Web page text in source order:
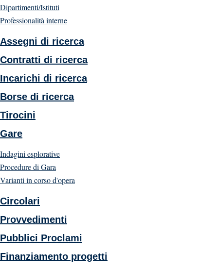
Dipartimenti/Istituti
Professionalità interne
Assegni di ricerca
Contratti di ricerca
Incarichi di ricerca
Borse di ricerca
Tirocini
Gare
Indagini esplorative
Procedure di Gara
Varianti in corso d'opera
Circolari
Provvedimenti
Pubblici Proclami
Finanziamento progetti